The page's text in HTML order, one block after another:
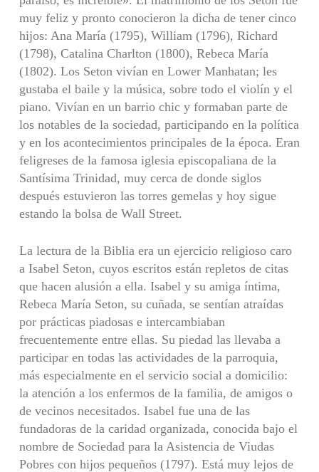
muy feliz y pronto conocieron la dicha de tener cinco
hijos: Ana María (1795), William (1796), Richard
(1798), Catalina Charlton (1800), Rebeca María
(1802). Los Seton vivían en Lower Manhatan; les
gustaba el baile y la música, sobre todo el violín y el
piano. Vivían en un barrio chic y formaban parte de
los notables de la sociedad, participando en la política
y en los acontecimientos principales de la época. Eran
feligreses de la famosa iglesia episcopaliana de la
Santísima Trinidad, muy cerca de donde siglos
después estuvieron las torres gemelas y hoy sigue
estando la bolsa de Wall Street.
La lectura de la Biblia era un ejercicio religioso caro
a Isabel Seton, cuyos escritos están repletos de citas
que hacen alusión a ella. Isabel y su amiga íntima,
Rebeca María Seton, su cuñada, se sentían atraídas
por prácticas piadosas e intercambiaban
frecuentemente entre ellas. Su piedad las llevaba a
participar en todas las actividades de la parroquia,
más especialmente en el servicio social a domicilio:
la atención a los enfermos de la familia, de amigos o
de vecinos necesitados. Isabel fue una de las
fundadoras de la caridad organizada, conocida bajo el
nombre de Sociedad para la Asistencia de Viudas
Pobres con hijos pequeños (1797). Está muy lejos de